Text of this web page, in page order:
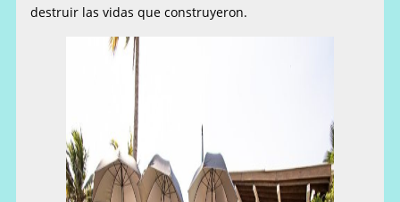
destruir las vidas que construyeron.